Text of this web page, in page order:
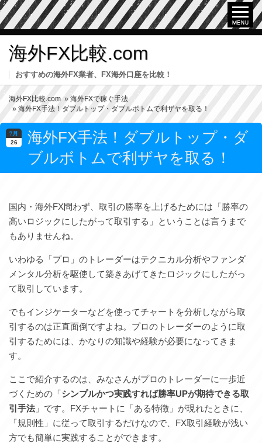
海外FX比較.com
おすすめの海外FX業者、FX海外口座を比較！
海外FX比較.com» 海外FXで稼ぐ手法
» 海外FX手法！ダブルトップ・ダブルボトムで利ザヤを取る！
7月
26
海外FX手法！ダブルトップ・ダ
ブルボトムで利ザヤを取る！
国内・海外FX問わず、取引の勝率を上げるためには「勝率の
高いロジックにしたがって取引する」ということは言うまで
もありませんね。
いわゆる「プロ」のトレーダーはテクニカル分析やファンダ
メンタル分析を駆使して築きあげてきたロジックにしたがっ
て取引しています。
でもインジケーターなどを使ってチャートを分析しながら取
引するのは正直面倒ですよね。プロのトレーダーのように取
引するためには、かなりの知識や経験が必要になってきま
す。
ここで紹介するのは、みなさんがプロのトレーダーに一歩近
づくための「シンプルかつ実践すれば勝率UPが期待できる取
引手法」です。FXチャートに「ある特徴」が現れたときに、
「規則性」に従って取引するだけなので、FX取引経験が浅い
方でも簡単に実践することができます。